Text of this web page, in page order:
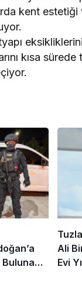
kent estetiği
kısa
Ali
Evi